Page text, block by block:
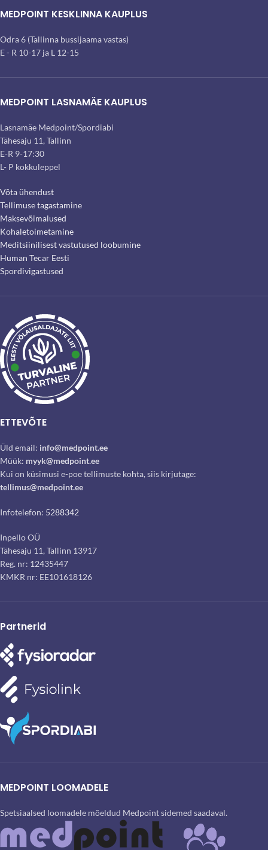
MEDPOINT KESKLINNA KAUPLUS
Odra 6 (Tallinna bussijaama vastas)
E - R 10-17 ja L 12-15
MEDPOINT LASNAMÄE KAUPLUS
Lasnamäe Medpoint/Spordiabi
Tähesaju 11, Tallinn
E-R 9-17:30
L- P kokkuleppel
Võta ühendust
Tellimuse tagastamine
Maksevõimalused
Kohaletoimetamine
Meditsiinilisest vastutused loobumine
Human Tecar Eesti
Spordivigastused
ETTEVÕTE
Üld email: info@medpoint.ee
Müük: myyk@medpoint.ee
Kui on küsimusi e-poe tellimuste kohta, siis kirjutage:
tellimus@medpoint.ee
Infotelefon: 5288342
Inpello OÜ
Tähesaju 11, Tallinn 13917
Reg. nr: 12435447
KMKR nr: EE101618126
Partnerid
MEDPOINT LOOMADELE
Spetsiaalsed loomadele mõeldud Medpoint sidemed saadaval.